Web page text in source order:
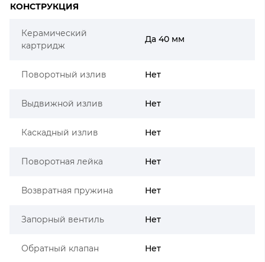
КОНСТРУКЦИЯ
Керамический
картридж
Да 40 мм
Поворотный излив Нет
Выдвижной излив Нет
Каскадный излив Нет
Поворотная лейка Нет
Возвратная пружина Нет
Запорный вентиль Нет
Обратный клапан Нет